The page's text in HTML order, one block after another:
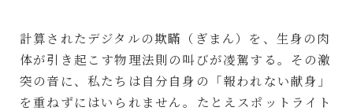
計算されたデジタルの欺瞞（ぎまん）を、生身の肉
体が引き起こす物理法則の叫びが凌駕する。その激
突の音に、私たちは自分自身の「報われない献身」
を重ねずにはいられません。たとえスポットライト